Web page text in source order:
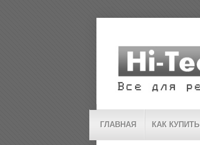
ГЛАВНАЯ КАК КУПИТЬ